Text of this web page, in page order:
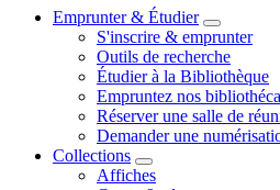
Emprunter & Étudier
S'inscrire & emprunter
Outils de recherche
Étudier à la Bibliothèque
Empruntez nos
Réserver une salle de
Demander une
Collections
Affiches